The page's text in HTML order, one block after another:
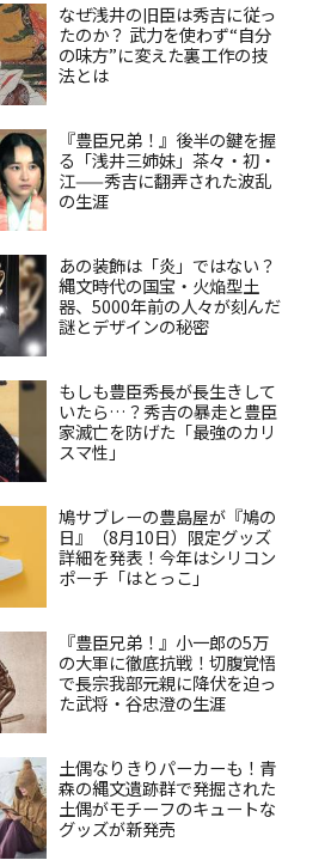
なぜ浅井の旧臣は秀吉に従っ
たのか？ 武力を使わず“自分
の味方”に変えた裏工作の技
法とは
『豊臣兄弟！』後半の鍵を握
る「浅井三姉妹」茶々・初・
江——秀吉に翻弄された波乱
の生涯
あの装飾は「炎」ではない？
縄文時代の国宝・火焔型土
器、5000年前の人々が刻んだ
謎とデザインの秘密
もしも豊臣秀長が長生きして
いたら…？秀吉の暴走と豊臣
家滅亡を防げた「最強のカリ
スマ性」
鳩サブレーの豊島屋が『鳩の
日』（8月10日）限定グッズ
詳細を発表！今年はシリコン
ポーチ「はとっこ」
『豊臣兄弟！』小一郎の5万
の大軍に徹底抗戦！切腹覚悟
で長宗我部元親に降伏を迫っ
た武将・谷忠澄の生涯
土偶なりきりパーカーも！青
森の縄文遺跡群で発掘された
土偶がモチーフのキュートな
グッズが新発売